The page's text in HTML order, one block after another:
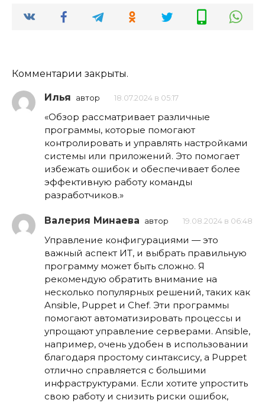
Комментарии закрыты.
Илья автор 18.07.2024 в 05:17
«Обзор рассматривает различные
программы, которые помогают
контролировать и управлять настройками
системы или приложений. Это помогает
избежать ошибок и обеспечивает более
эффективную работу команды
разработчиков.»
Валерия Минаева автор 19.08.2024 в 06:48
Управление конфигурациями — это
важный аспект ИТ, и выбрать правильную
программу может быть сложно. Я
рекомендую обратить внимание на
несколько популярных решений, таких как
Ansible, Puppet и Chef. Эти программы
помогают автоматизировать процессы и
упрощают управление серверами. Ansible,
например, очень удобен в использовании
благодаря простому синтаксису, а Puppet
отлично справляется с большими
инфраструктурами. Если хотите упростить
свою работу и снизить риски ошибок,